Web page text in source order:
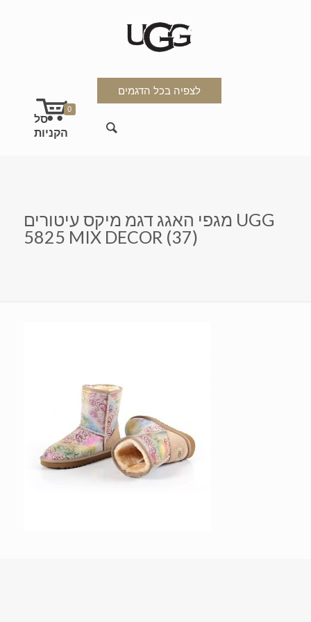
לצפיה בכל הדגמים
0
מגפי האגג דגמ מיקס עיטורים UGG
5825 MIX DECOR (37)